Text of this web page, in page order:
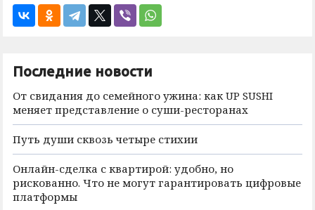
Последние новости
От свидания до семейного ужина: как UP SUSHI
меняет представление о суши-ресторанах
Путь души сквозь четыре стихии
Онлайн-сделка с квартирой: удобно, но
рискованно. Что не могут гарантировать цифровые
платформы